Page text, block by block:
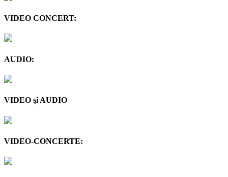
VIDEO CONCERT:
AUDIO:
VIDEO şi AUDIO
VIDEO-CONCERTE: